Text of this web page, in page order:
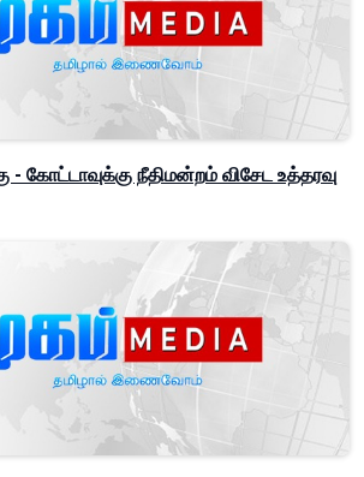
- கோட்டாவுக்கு நீதிமன்றம் விசேட உத்தரவு